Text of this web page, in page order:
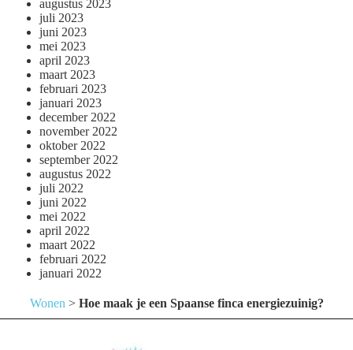
augustus 2023
juli 2023
juni 2023
mei 2023
april 2023
maart 2023
februari 2023
januari 2023
december 2022
november 2022
oktober 2022
september 2022
augustus 2022
juli 2022
juni 2022
mei 2022
april 2022
maart 2022
februari 2022
januari 2022
Wonen > Hoe maak je een Spaanse finca energiezuinig?